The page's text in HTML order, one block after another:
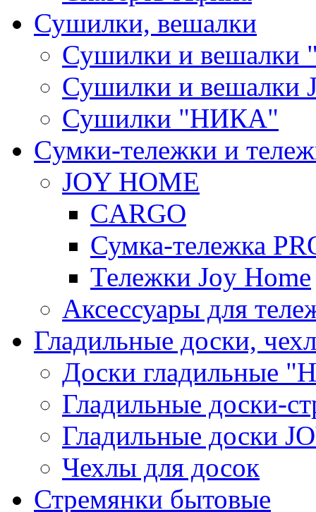
Сушилки, вешалки
Сушилки и вешалки
Сушилки и вешалки
Сушилки "НИКА"
Cумки-тележки и
JOY HOME
CARGO
Сумка-тележка
Тележки Joy Home
Аксессуары для
Гладильные доски,
Доски гладильные
Гладильные доски-
Гладильные доски
Чехлы для досок
Стремянки бытовые